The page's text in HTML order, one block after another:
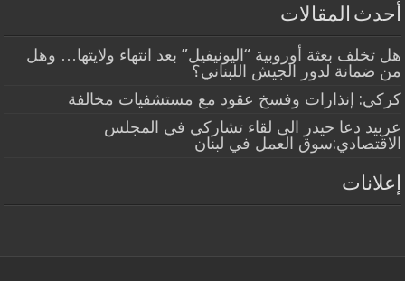
أحدث المقالات
هل تخلف بعثة أوروبية “اليونيفيل” بعد انتهاء ولايتها… وهل
من ضمانة لدور الجيش اللبناني؟
كركي: إنذارات وفسخ عقود مع مستشفيات مخالفة
عربيد دعا حيدر الى لقاء تشاركي في المجلس
الاقتصادي:سوق العمل في لبنان
إعلانات